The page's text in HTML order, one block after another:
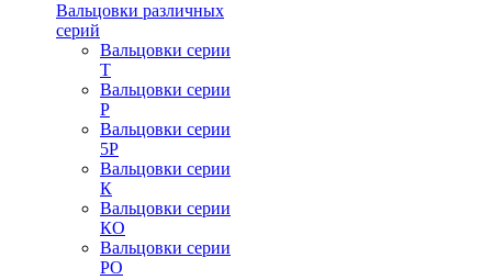
Вальцовки различных
серий
Вальцовки серии
Т
Вальцовки серии
Р
Вальцовки серии
5Р
Вальцовки серии
К
Вальцовки серии
КО
Вальцовки серии
РО